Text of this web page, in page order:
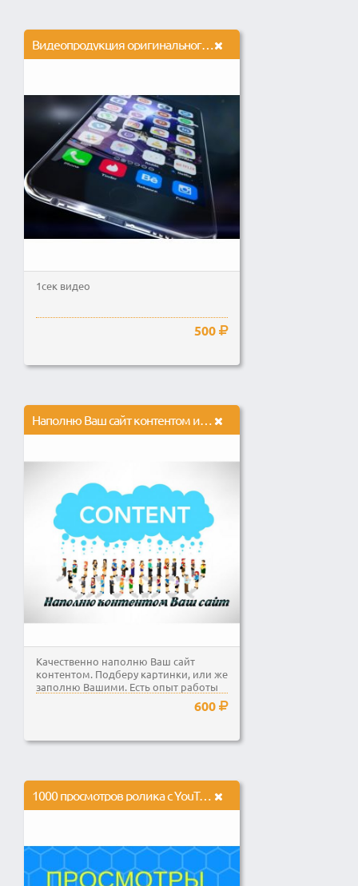
Видеопродукция оригинального исполнения
1сек видео
500
Наполню Ваш сайт контентом или товарами на любой платформе
Качественно наполню Ваш сайт
контентом. Подберу картинки, или же
заполню Вашими. Есть опыт работы
600
1000 просмотров ролика c YouTube